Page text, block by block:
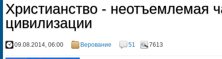
Христианство - неотъемлемая
цивилизации
09.08.2014, 06:00 Верование 51 7613